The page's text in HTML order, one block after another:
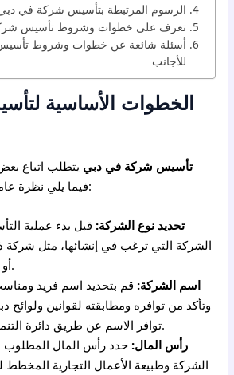
الرسوم المرتبطة بتأسيس شركة في
تعرف على خطوات وشروط تأسيس
أسئلة شائعة عن خطوات وشروط
للأجانب
الخطوات الأساسية
تأسيس شركة في دبي يتطلب اتباع
فيما يلي نظرة عامة على هذه الخطوات:
تحديد نوع الشركة: قبل بدء عملية
الشركة التي ترغب في إنشائها، مثل
(LLC) أو شركة مساهمة.
اسم الشركة: قم بتحديد اسم فريد
وتأكد من توافره ومطابقته لقوانين
توافر الاسم عن طريق دائرة التنمية الاقتصادية في دبي.
رأس المال: حدد رأس المال المطلوب
الشركة وطبيعة الأعمال التجارية المخطط